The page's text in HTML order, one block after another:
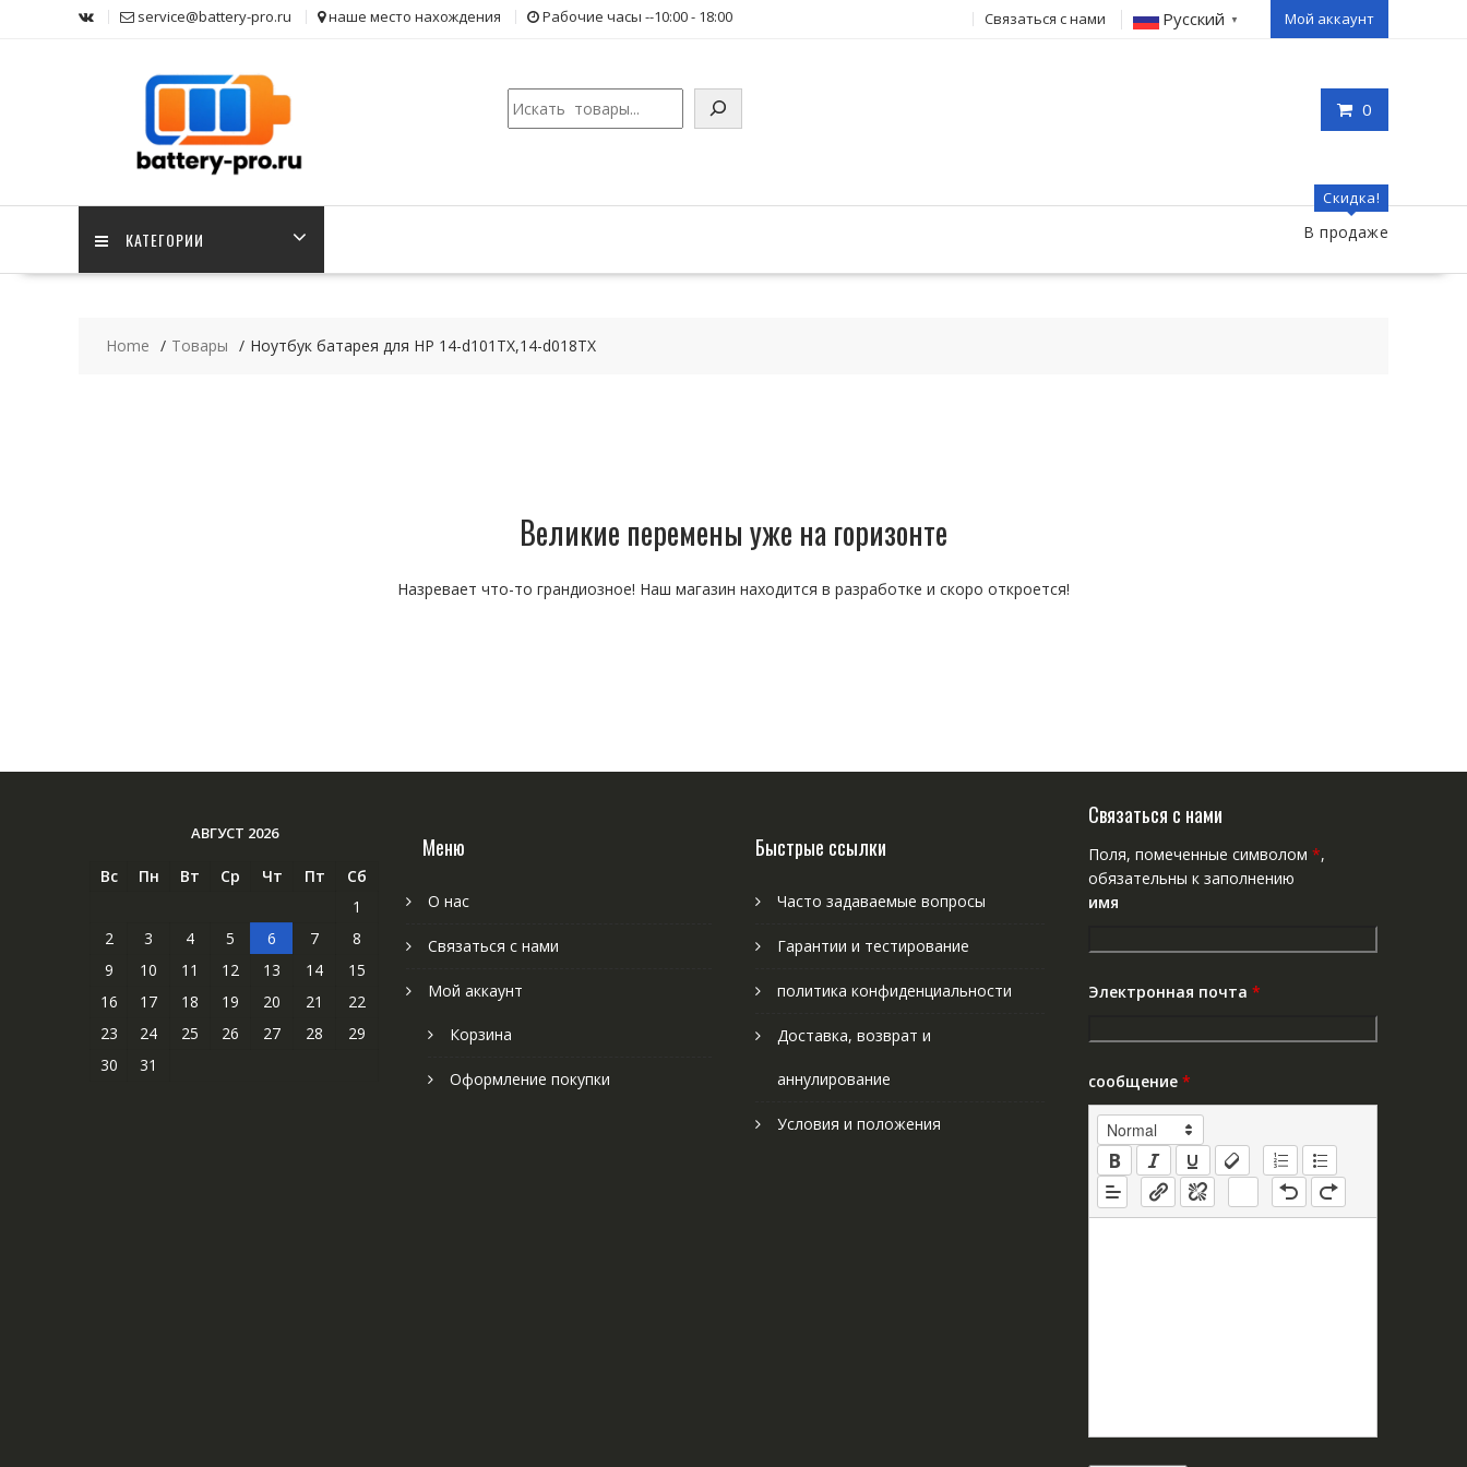
service@battery-pro.ru наше место нахождения Рабочие часы --10:00 - 18:00 Связаться с нами Русский ▼ Мой аккаунт
0
Поиск
КАТЕГОРИИ
Скидка!
В продаже
Home Товары Ноутбук батарея для HP 14-d101TX,14-d018TX
Великие перемены уже на горизонте
Назревает что-то грандиозное! Наш магазин находится в разработке и скоро откроется!
АВГУСТ 2026
Вс Пн Вт Ср Чт Пт
Сб
1
2
3 4 5 6 7
8
9
10 11 12 13 14
15
16
17 18 19 20 21
22
23
24 25 26 27 28
29
30
31
Меню
О нас
Связаться с нами
Мой аккаунт
Корзина
Оформление покупки
Быстрые ссылки
Часто задаваемые вопросы
Гарантии и тестирование
политика конфиденциальности
Доставка, возврат и
аннулирование
Условия и положения
Связаться с нами
Поля, помеченные символом *,
обязательны к заполнению
имя
Электронная почта *
сообщение *